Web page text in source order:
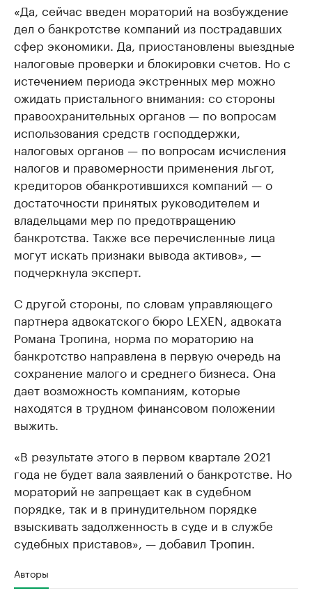
«Да, сейчас введен мораторий на возбуждение
дел о банкротстве компаний из пострадавших
сфер экономики. Да, приостановлены выездные
налоговые проверки и блокировки счетов. Но с
истечением периода экстренных мер можно
ожидать пристального внимания: со стороны
правоохранительных органов — по вопросам
использования средств господдержки,
налоговых органов — по вопросам исчисления
налогов и правомерности применения льгот,
кредиторов обанкротившихся компаний — о
достаточности принятых руководителем и
владельцами мер по предотвращению
банкротства. Также все перечисленные лица
могут искать признаки вывода активов», —
подчеркнула эксперт.
С другой стороны, по словам управляющего
партнера адвокатского бюро LEXEN, адвоката
Романа Тропина, норма по мораторию на
банкротство направлена в первую очередь на
сохранение малого и среднего бизнеса. Она
дает возможность компаниям, которые
находятся в трудном финансовом положении
выжить.
«В результате этого в первом квартале 2021
года не будет вала заявлений о банкротстве. Но
мораторий не запрещает как в судебном
порядке, так и в принудительном порядке
взыскивать задолженность в суде и в службе
судебных приставов», — добавил Тропин.
Авторы